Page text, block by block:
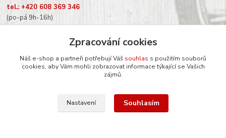
tel.: +420 608 369 346
(po-pá 9h-16h)
Sledujte nás na Facebooku
Zpracování cookies
Náš e-shop a partneři potřebují Váš souhlas s použitím souborů
cookies, aby Vám mohli zobrazovat informace týkající se Vašich
zájmů.
Nastavení Souhlasím